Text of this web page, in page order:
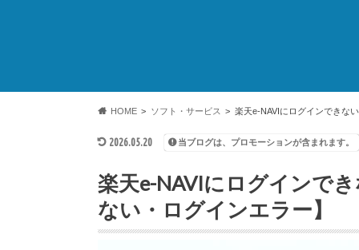
HOME ソフト・サービス 楽天e-NAVIにログインできな
2026.05.20 当ブログは、プロモーションが含まれます。
楽天e-NAVIにログインで
ない・ログインエラー】